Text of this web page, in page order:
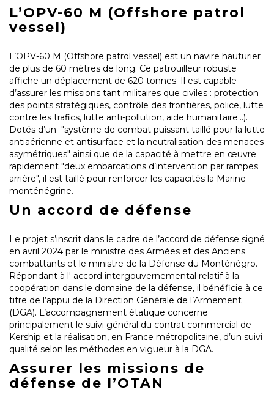
L’OPV-60 M (Offshore patrol
vessel)
L’OPV-60 M (Offshore patrol vessel) est un navire hauturier
de plus de 60 mètres de long. Ce patrouilleur robuste
affiche un déplacement de 620 tonnes. Il est capable
d’assurer les missions tant militaires que civiles : protection
des points stratégiques, contrôle des frontières, police, lutte
contre les trafics, lutte anti-pollution, aide humanitaire…).
Dotés d’un "système de combat puissant taillé pour la lutte
antiaérienne et antisurface et la neutralisation des menaces
asymétriques" ainsi que de la capacité à mettre en œuvre
rapidement "deux embarcations d’intervention par rampes
arrière", il est taillé pour renforcer les capacités la Marine
monténégrine.
Un accord de défense
Le projet s’inscrit dans le cadre de l’accord de défense signé
en avril 2024 par le ministre des Armées et des Anciens
combattants et le ministre de la Défense du Monténégro.
Répondant à l' accord intergouvernemental relatif à la
coopération dans le domaine de la défense, il bénéficie à ce
titre de l’appui de la Direction Générale de l’Armement
(DGA). L’accompagnement étatique concerne
principalement le suivi général du contrat commercial de
Kership et la réalisation, en France métropolitaine, d’un suivi
qualité selon les méthodes en vigueur à la DGA.
Assurer les missions de
défense de l’OTAN